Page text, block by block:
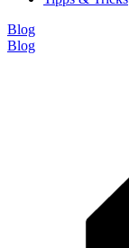
Blog
Blog